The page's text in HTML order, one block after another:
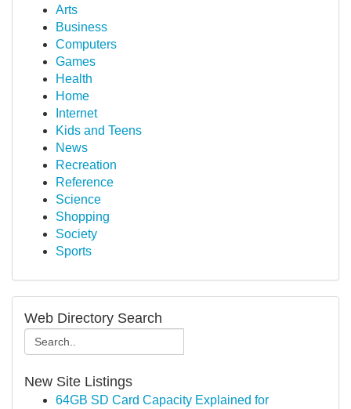
Arts
Business
Computers
Games
Health
Home
Internet
Kids and Teens
News
Recreation
Reference
Science
Shopping
Society
Sports
Web Directory Search
New Site Listings
64GB SD Card Capacity Explained for